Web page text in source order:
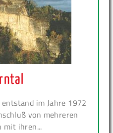
im Jahre 1972
von mehreren
mit ihren...